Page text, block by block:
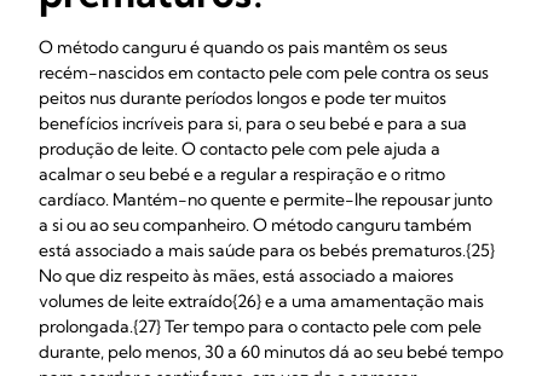
O método canguru é quando os pais mantêm os seus
recém-nascidos em contacto pele com pele contra os seus
peitos nus durante períodos longos e pode ter muitos
benefícios incríveis para si, para o seu bebé e para a sua
produção de leite. O contacto pele com pele ajuda a
acalmar o seu bebé e a regular a respiração e o ritmo
cardíaco. Mantém-no quente e permite-lhe repousar junto
a si ou ao seu companheiro. O método canguru também
está associado a mais saúde para os bebés prematuros.{25}
No que diz respeito às mães, está associado a maiores
volumes de leite extraído{26} e a uma amamentação mais
prolongada.{27} Ter tempo para o contacto pele com pele
durante, pelo menos, 30 a 60 minutos dá ao seu bebé tempo